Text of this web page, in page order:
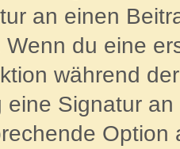
an einen
Wenn du eine
während
eine Signatur